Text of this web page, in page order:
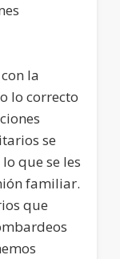
la
lo correcto
se
que se les
familiar.
que